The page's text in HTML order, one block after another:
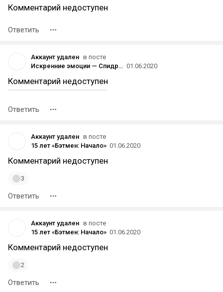
Комментарий недоступен
Ответить
Аккаунт удален в посте
Искренние эмоции — Спидраннер по Super Mario 64 заплакал после достижения нового мирового рекорда, к которому шёл 8 лет 01.06.2020
Комментарий недоступен
Ответить
Аккаунт удален в посте
15 лет «Бэтмен: Начало» 01.06.2020
Комментарий недоступен
3
Ответить
Аккаунт удален в посте
15 лет «Бэтмен: Начало» 01.06.2020
Комментарий недоступен
2
Ответить